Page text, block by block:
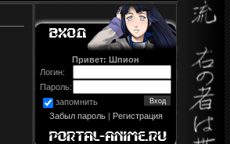
Привет: Шпион
Логин:
Пароль:
запомнить
Забыл пароль| Регистрация